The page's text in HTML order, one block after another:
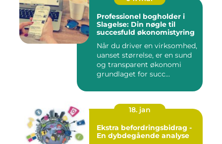
Professionel bogholder i
Slagelse: Din nøgle til
succesfuld økonomistyring
Når du driver en virksomhed,
uanset størrelse, er en sund
og transparent økonomi
grundlaget for succ...
18. jan
Ekstra befordringsbidrag -
En dybdegående analyse